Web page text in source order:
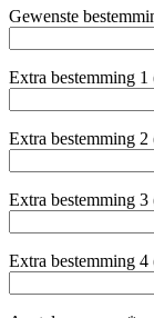
Gewenste
Extra bestemming 1
Extra bestemming 2
Extra bestemming 3
Extra bestemming 4